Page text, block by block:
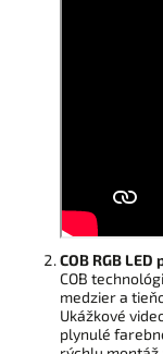
COB RGB
COB
medzier a
Ukážkové
plynulé